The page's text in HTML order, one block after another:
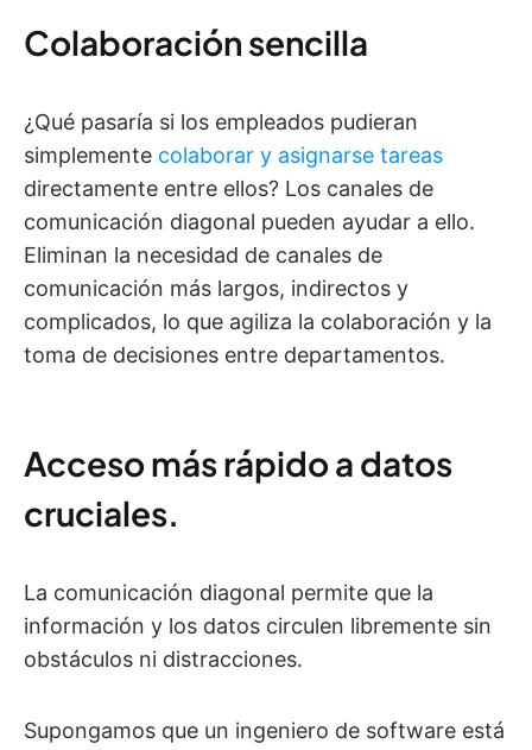
Colaboración sencilla
¿Qué pasaría si los empleados pudieran
simplemente colaborar y asignarse tareas
directamente entre ellos? Los canales de
comunicación diagonal pueden ayudar a ello.
Eliminan la necesidad de canales de
comunicación más largos, indirectos y
complicados, lo que agiliza la colaboración y la
toma de decisiones entre departamentos.
Acceso más rápido a datos
cruciales.
La comunicación diagonal permite que la
información y los datos circulen libremente sin
obstáculos ni distracciones.
Supongamos que un ingeniero de software está